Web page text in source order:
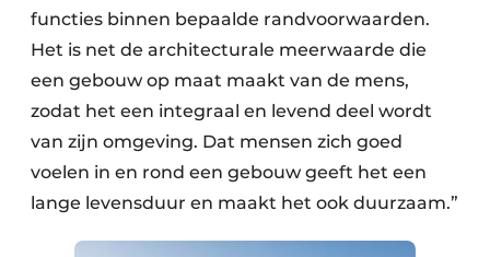
functies binnen bepaalde randvoorwaarden.
Het is net de architecturale meerwaarde die
een gebouw op maat maakt van de mens,
zodat het een integraal en levend deel wordt
van zijn omgeving. Dat mensen zich goed
voelen in en rond een gebouw geeft het een
lange levensduur en maakt het ook duurzaam.”